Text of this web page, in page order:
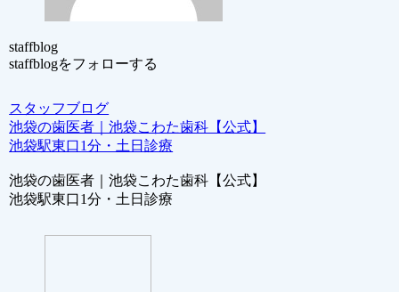
staffblog
staffblogをフォローする
スタッフブログ
池袋の歯医者｜池袋こわた歯科【公式】
池袋駅東口1分・土日診療
池袋の歯医者｜池袋こわた歯科【公式】
池袋駅東口1分・土日診療